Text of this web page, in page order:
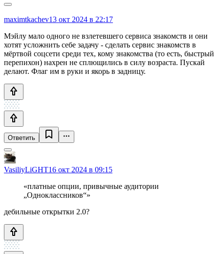
maximtkachev13 окт 2024 в 22:17
Мэйлу мало одного не взлетевшего сервиса знакомств и они
хотят усложнить себе задачу - сделать сервис знакомств в
мёртвой соцсети среди тех, кому знакомства (то есть, быстрый
перепихон) нахрен не сплющились в силу возраста. Пускай
делают. Флаг им в руки и якорь в задницу.
Ответить
VasiliyLiGHT16 окт 2024 в 09:15
«платные опции, привычные аудитории
„Одноклассников“»
дебильные открытки 2.0?